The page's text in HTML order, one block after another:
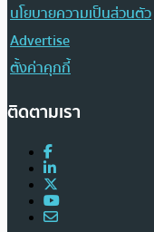
นโยบายความเป็นส่วนตัว
Advertise
ตั้งค่าคุกกี้
ติดตามเรา